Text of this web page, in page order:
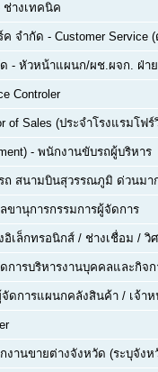
ช่างเทคนิค
ค จำกัด - Customer Service
- หัวหน้าแผนก/ผช.ผจก. ฝ่า
Controler
of Sales (ประจำโรงแรมโ
- พนักงานขับรถผู้บริหาร
ถ สนามบินสุวรรณภูมิ ด่วนมา
ลขานุการกรรมการผู้จัดการ
อิเล็กทรอนิกส์ / ช่างเชื่อม / วิ
การบริหารงานบุคคลและกิจก
ดการแผนกคลังสินค้า / เจ้า
งานขายต่างจังหวัด (ระบุจังห